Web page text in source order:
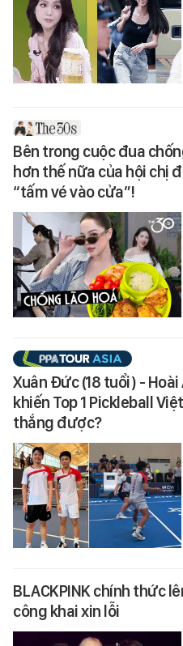
Bên trong cuộc đua
hơn thế nữa của hội chị
“tấm vé vào cửa”!
Xuân Đức (18 tuổi) - Hoài
khiến Top 1 Pickleball
thắng được?
BLACKPINK chính thức
công khai xin lỗi